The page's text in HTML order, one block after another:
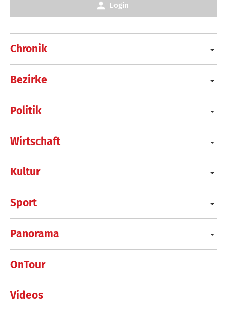
Chronik
Bezirke
Politik
Wirtschaft
Kultur
Sport
Panorama
OnTour
Videos
Login